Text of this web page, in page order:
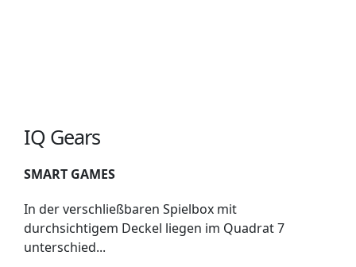
IQ Gears
SMART GAMES
In der verschließbaren Spielbox mit
durchsichtigem Deckel liegen im Quadrat 7
unterschied...